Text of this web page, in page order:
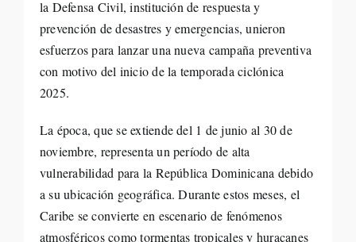
la Defensa Civil, institución de respuesta y
prevención de desastres y emergencias, unieron
esfuerzos para lanzar una nueva campaña preventiva
con motivo del inicio de la temporada ciclónica
2025.
La época, que se extiende del 1 de junio al 30 de
noviembre, representa un período de alta
vulnerabilidad para la República Dominicana debido
a su ubicación geográfica. Durante estos meses, el
Caribe se convierte en escenario de fenómenos
atmosféricos como tormentas tropicales y huracanes